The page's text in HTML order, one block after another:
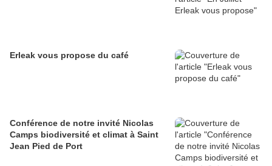
Erleak vous propose du café
Conférence de notre invité Nicolas
Camps biodiversité et climat à Saint
Jean Pied de Port